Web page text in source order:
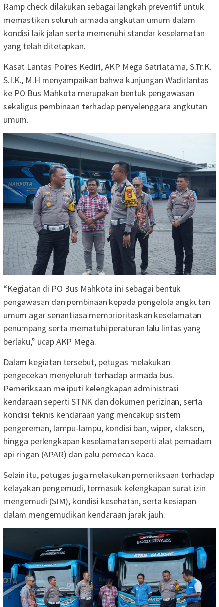
Ramp check dilakukan sebagai langkah preventif untuk
memastikan seluruh armada angkutan umum dalam
kondisi laik jalan serta memenuhi standar keselamatan
yang telah ditetapkan.
Kasat Lantas Polres Kediri, AKP Mega Satriatama, S.Tr.K.
S.I.K., M.H menyampaikan bahwa kunjungan Wadirlantas
ke PO Bus Mahkota merupakan bentuk pengawasan
sekaligus pembinaan terhadap penyelenggara angkutan
umum.
“Kegiatan di PO Bus Mahkota ini sebagai bentuk
pengawasan dan pembinaan kepada pengelola angkutan
umum agar senantiasa memprioritaskan keselamatan
penumpang serta mematuhi peraturan lalu lintas yang
berlaku,” ucap AKP Mega.
Dalam kegiatan tersebut, petugas melakukan
pengecekan menyeluruh terhadap armada bus.
Pemeriksaan meliputi kelengkapan administrasi
kendaraan seperti STNK dan dokumen perizinan, serta
kondisi teknis kendaraan yang mencakup sistem
pengereman, lampu-lampu, kondisi ban, wiper, klakson,
hingga perlengkapan keselamatan seperti alat pemadam
api ringan (APAR) dan palu pemecah kaca.
Selain itu, petugas juga melakukan pemeriksaan terhadap
kelayakan pengemudi, termasuk kelengkapan surat izin
mengemudi (SIM), kondisi kesehatan, serta kesiapan
dalam mengemudikan kendaraan jarak jauh.